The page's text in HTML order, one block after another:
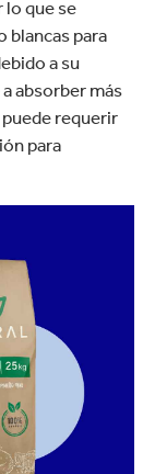
que se
blancas para
a su
absorber más
requerir
para